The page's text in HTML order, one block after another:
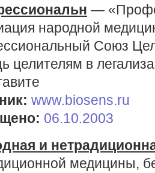
—
народной
Союз
целителям в
www.biosens.ru
06.10.2003
и
медицины,